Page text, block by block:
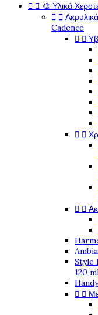
  🎨 Υλικά
 
Cadence
 
 
 
Style
120
 